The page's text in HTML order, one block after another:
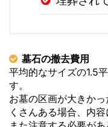
墓石の撤去費用
平均的なサイズの1.5
す。
お墓の区画が大きか
くさんある場合、内